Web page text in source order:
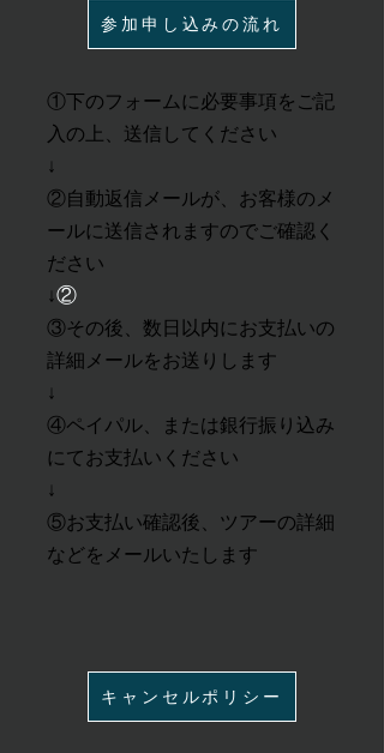
参加申し込みの流れ
①下のフォームに必要事項をご記
入の上、送信してください
↓
②自動返信メールが、お客様のメ
ールに送信されますのでご確認く
ださい
↓②
③その後、数日以内にお支払いの
詳細メールをお送りします
​↓
④ペイパル、または銀行振り込み
にてお支払いください
​↓
​⑤お支払い確認後、ツアーの詳細
などをメールいたします
キャンセルポリシー